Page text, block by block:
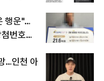
행운"…
번호조
…인천 아